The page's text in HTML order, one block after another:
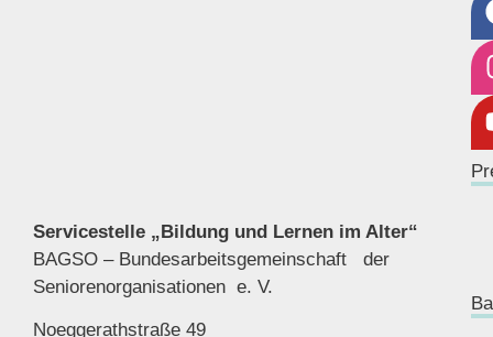
Servicestelle „Bildung und Lernen im Alter“
BAGSO – Bundesarbeitsgemeinschaft der
Seniorenorganisationen e. V.
Noeggerathstraße 49